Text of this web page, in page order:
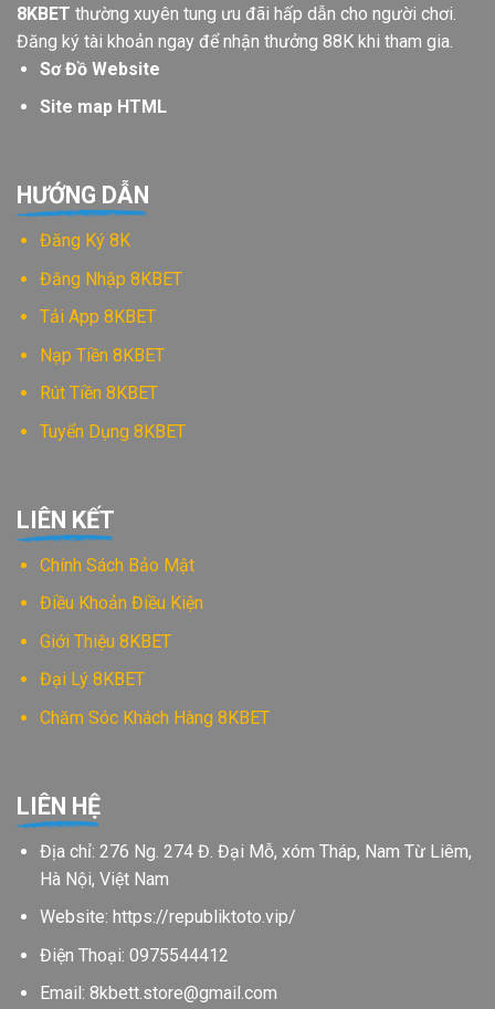
8KBET thường xuyên tung ưu đãi hấp dẫn cho người chơi.
Đăng ký tài khoản ngay để nhận thưởng 88K khi tham gia.
Sơ Đồ Website
Site map HTML
HƯỚNG DẪN
Đăng Ký 8K
Đăng Nhập 8KBET
Tải App 8KBET
Nạp Tiền 8KBET
Rút Tiền 8KBET
Tuyển Dụng 8KBET
LIÊN KẾT
Chính Sách Bảo Mật
Điều Khoản Điều Kiện
Giới Thiệu 8KBET
Đại Lý 8KBET
Chăm Sóc Khách Hàng 8KBET
LIÊN HỆ
Địa chỉ: 276 Ng. 274 Đ. Đại Mỗ, xóm Tháp, Nam Từ Liêm,
Hà Nội, Việt Nam
Website: https://republiktoto.vip/
Điện Thoại: 0975544412
Email: 8kbett.store@gmail.com